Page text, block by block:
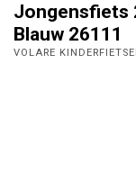
Jongensfiets
Blauw 26111
VOLARE